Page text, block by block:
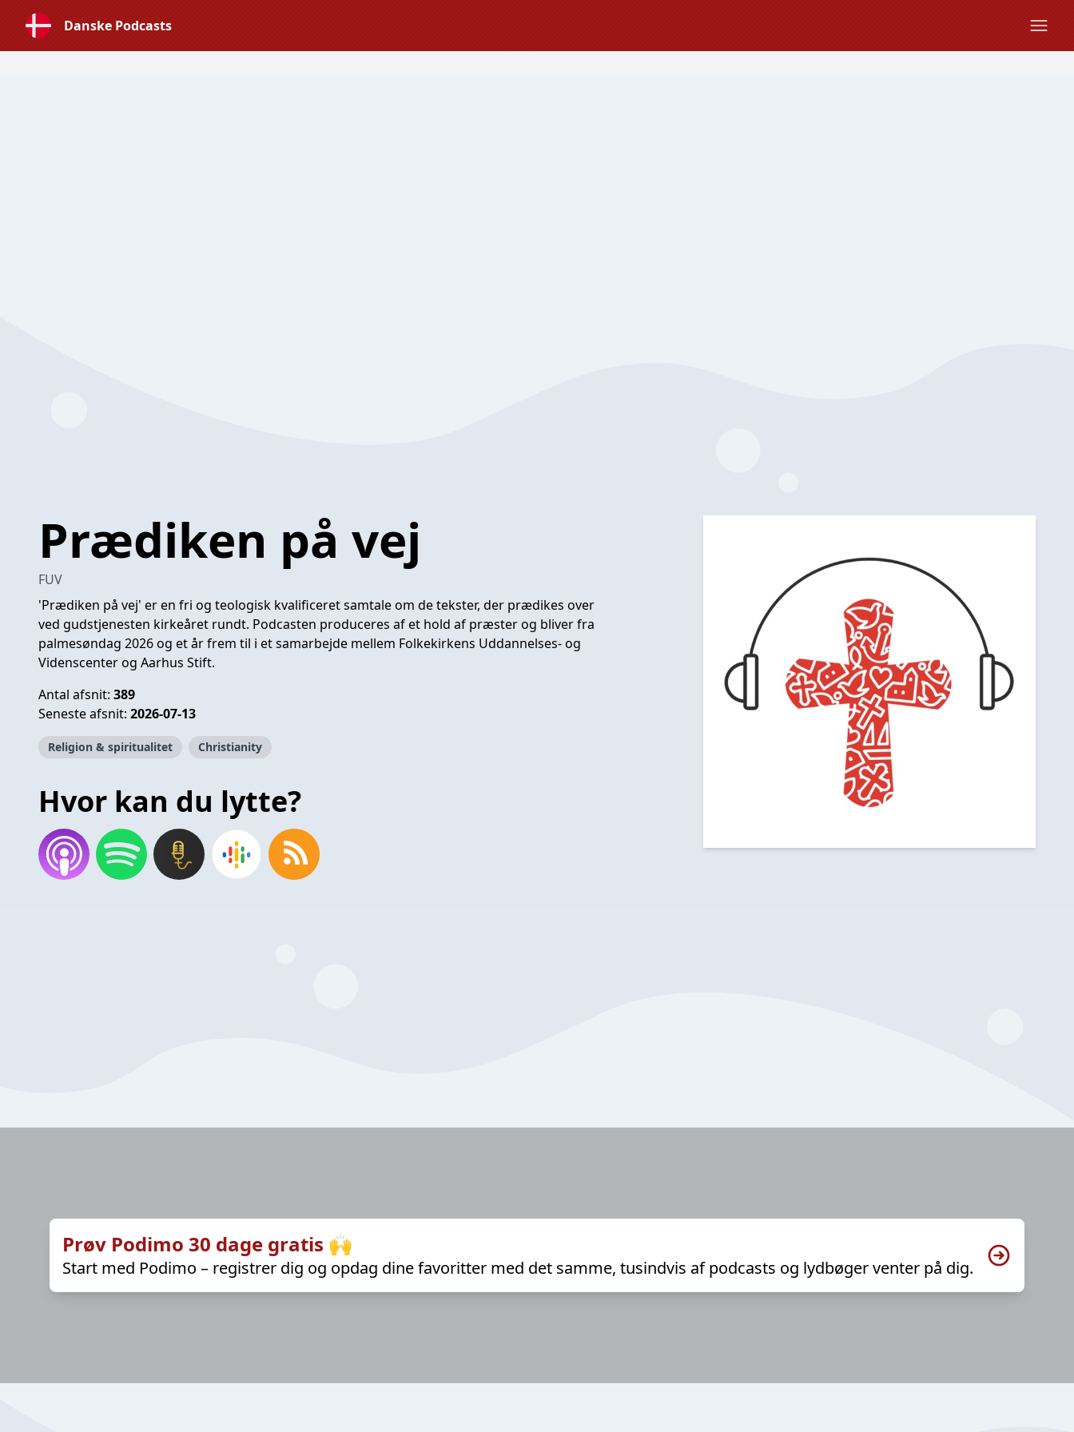
Danske Podcasts
Prædiken på vej
FUV
'Prædiken på vej' er en fri og teologisk kvalificeret samtale om de tekster, der prædikes over
ved gudstjenesten kirkeåret rundt. Podcasten produceres af et hold af præster og bliver fra
palmesøndag 2026 og et år frem til i et samarbejde mellem Folkekirkens Uddannelses- og
Videnscenter og Aarhus Stift.
Antal afsnit: 389
Seneste afsnit: 2026-07-13
Religion & spiritualitet Christianity
Hvor kan du lytte?
Prøv Podimo 30 dage gratis 🙌
Start med Podimo – registrer dig og opdag dine favoritter med det samme, tusindvis af podcasts og lydbøger venter på dig.